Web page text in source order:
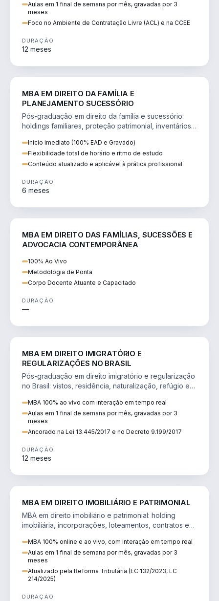
Aulas em 1 final de semana por mês, gravadas por 3
meses
Foco no Ambiente de Contratação Livre (ACL) e na CCEE
DURAÇÃO
12 meses
MBA EM DIREITO DA FAMÍLIA E
PLANEJAMENTO SUCESSÓRIO
Pós-graduação em direito da família e sucessório:
holdings familiares, proteção patrimonial, inventários
Inicio imediato (100% EAD e Gravado)
Flexibilidade total de horário e ritmo de estudo
Conteúdo atualizado e aplicável à prática profissional
DURAÇÃO
6 meses
MBA EM DIREITO DAS FAMÍLIAS, SUCESSÕES E
ADVOCACIA CONTEMPORÂNEA
100% Ao Vivo
Metodologia de Ponta
Corpo Docente Atuante e Capacitado
DURAÇÃO
—
MBA EM DIREITO IMIGRATÓRIO E
REGULARIZAÇÕES NO BRASIL
Pós-graduação em direito imigratório e regularização
no Brasil: vistos, residência, naturalização, refúgio e
MBA 100% ao vivo com interação em tempo real
Aulas em 1 final de semana por mês, gravadas por 3
meses
Ancorado na Lei 13.445/2017 e no Decreto 9.199/2017
DURAÇÃO
12 meses
MBA EM DIREITO IMOBILIÁRIO E PATRIMONIAL
MBA em direito imobiliário e patrimonial: holding
imobiliária, incorporações, loteamentos, contratos e
MBA 100% online e ao vivo, com interação em tempo real
Aulas em 1 final de semana por mês, gravadas por 3
meses
Atualizado pela Reforma Tributária (EC 132/2023, LC
214/2025)
DURAÇÃO